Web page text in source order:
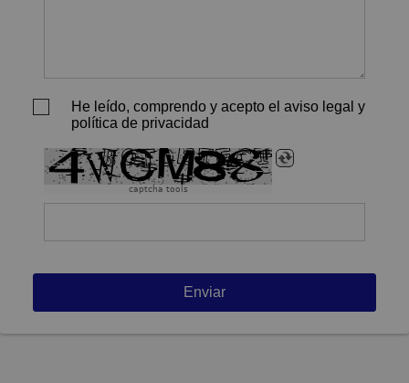
He leído, comprendo y acepto el aviso legal y
política de privacidad
captcha tools
Enviar